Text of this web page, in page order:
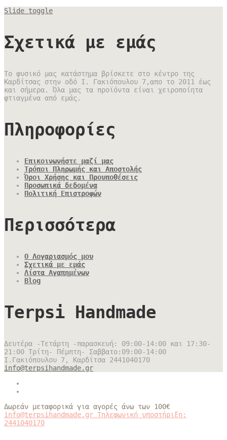
Slide toggle
Σχετικά με εμάς
Το φυσικό μας κατάστημα βρίσκετε στο κέντρο της
Καρδίτσας στην οδό Ι. Γακιόπουλου 7,απο το 2011 έως
και σήμερα. Όλα μας τα προϊόντα είναι χειροποίητα
φτιαγμένα από εμάς.
Πληροφορίες
Επικοινωνήστε μαζί μας
Τρόποι Πληρωμής και Αποστολής
Όροι Χρήσης και Προυποθέσεις
Προσωπικά δεδομένα
Πολιτική Επιστροφών
Περισσότερα
Ο Λογαριασμός μου
Σχετικά με εμάς
Λίστα Αγαπημένων
Blog
Terpsi Handmade
Δευτέρα -Τετάρτη -παρασκευή: 09:00-14:00 και 17:30-
21:00 Τρίτη- Πέμπτη- Σαββατο:09:00-14:00
Ι.Γακιόπουλου 7, Καρδίτσα 2441040170
info@terpsihandmade.gr
Δωρεάν μεταφορικά για αγορές άνω των 100€
info@terpsihandmade.gr Τηλεφωνική υποστήριξη:
2441040170